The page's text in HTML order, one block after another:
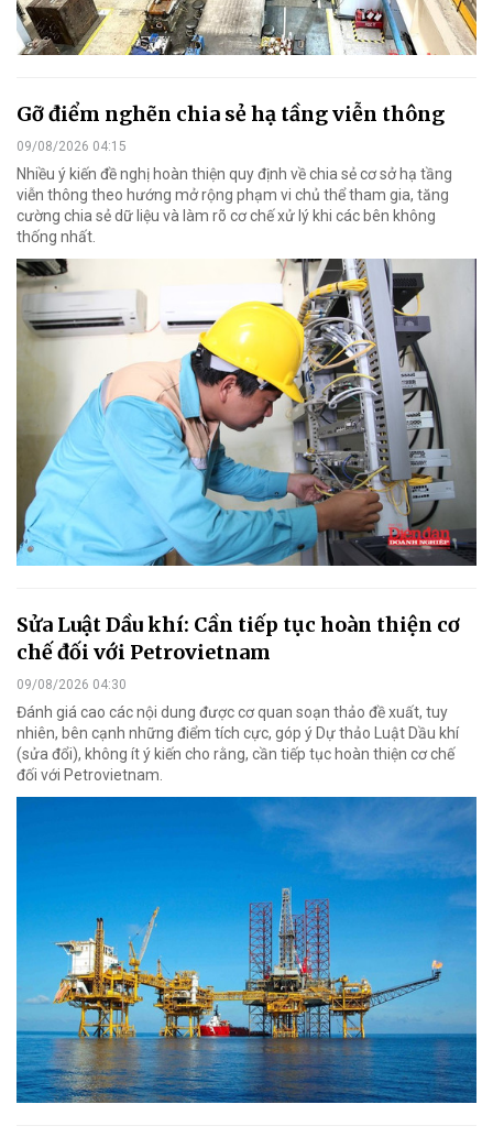
Gỡ điểm nghẽn chia sẻ hạ tầng viễn thông
09/08/2026 04:15
Nhiều ý kiến đề nghị hoàn thiện quy định về chia sẻ cơ sở hạ tầng
viễn thông theo hướng mở rộng phạm vi chủ thể tham gia, tăng
cường chia sẻ dữ liệu và làm rõ cơ chế xử lý khi các bên không
thống nhất.
Sửa Luật Dầu khí: Cần tiếp tục hoàn thiện cơ
chế đối với Petrovietnam
09/08/2026 04:30
Đánh giá cao các nội dung được cơ quan soạn thảo đề xuất, tuy
nhiên, bên cạnh những điểm tích cực, góp ý Dự thảo Luật Dầu khí
(sửa đổi), không ít ý kiến cho rằng, cần tiếp tục hoàn thiện cơ chế
đối với Petrovietnam.